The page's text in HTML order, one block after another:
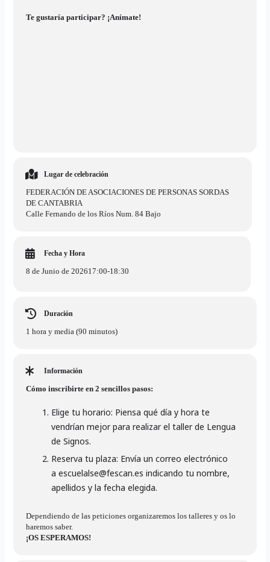
Te gustaría participar? ¡Anímate!
Lugar de celebración
FEDERACIÓN DE ASOCIACIONES DE PERSONAS SORDAS
DE CANTABRIA
Calle Fernando de los Ríos Num. 84 Bajo
Fecha y Hora
8 de Junio de 202617:00-18:30
Duración
1 hora y media (90 minutos)
Información
Cómo inscribirte en 2 sencillos pasos:
Elige tu horario: Piensa qué día y hora te
vendrían mejor para realizar el taller de Lengua
de Signos.
Reserva tu plaza: Envía un correo electrónico
aescuelalse@fescan.es indicando tu nombre,
apellidos y la fecha elegida.
Dependiendo de las peticiones organizaremos los talleres y os lo
haremos saber.
¡OS ESPERAMOS!